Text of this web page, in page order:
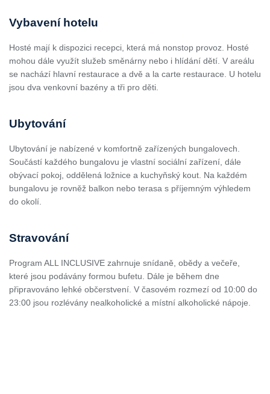
Vybavení hotelu
Hosté mají k dispozici recepci, která má nonstop provoz. Hosté
mohou dále využít služeb směnárny nebo i hlídání dětí. V areálu
se nachází hlavní restaurace a dvě a la carte restaurace. U hotelu
jsou dva venkovní bazény a tři pro děti.
Ubytování
Ubytování je nabízené v komfortně zařízených bungalovech.
Součástí každého bungalovu je vlastní sociální zařízení, dále
obývací pokoj, oddělená ložnice a kuchyňský kout. Na každém
bungalovu je rovněž balkon nebo terasa s příjemným výhledem
do okolí.
Stravování
Program ALL INCLUSIVE zahrnuje snídaně, obědy a večeře,
které jsou podávány formou bufetu. Dále je během dne
připravováno lehké občerstvení. V časovém rozmezí od 10:00 do
23:00 jsou rozlévány nealkoholické a místní alkoholické nápoje.